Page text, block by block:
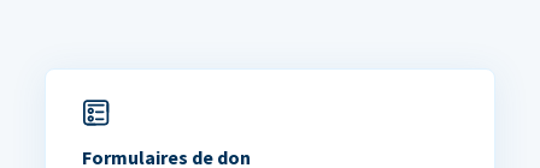
Formulaires de don